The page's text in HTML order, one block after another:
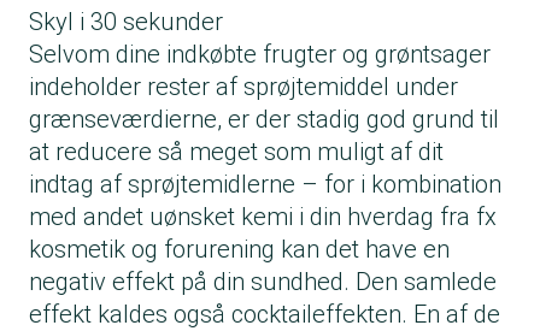
Skyl i 30 sekunder
Selvom dine indkøbte frugter og grøntsager
indeholder rester af sprøjtemiddel under
grænseværdierne, er der stadig god grund til
at reducere så meget som muligt af dit
indtag af sprøjtemidlerne – for i kombination
med andet uønsket kemi i din hverdag fra fx
kosmetik og forurening kan det have en
negativ effekt på din sundhed. Den samlede
effekt kaldes også cocktaileffekten. En af de